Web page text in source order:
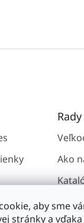
aby sme
stránky a
Ako